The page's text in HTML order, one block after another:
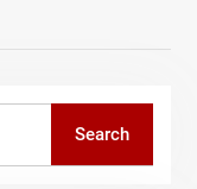
Search